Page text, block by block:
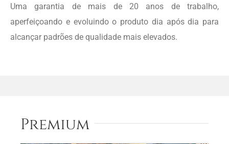
Uma garantia de mais de 20 anos de trabalho,
aperfeiçoando e evoluindo o produto dia após dia para
alcançar padrões de qualidade mais elevados.
Premium